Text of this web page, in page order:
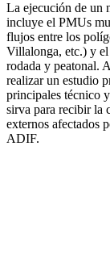
La ejecución de un
incluye el PMUs
flujos entre los
Villalonga, etc.) y el
rodada y peatonal.
realizar un estudio
principales técnico
sirva para recibir la
externos afectados
ADIF.